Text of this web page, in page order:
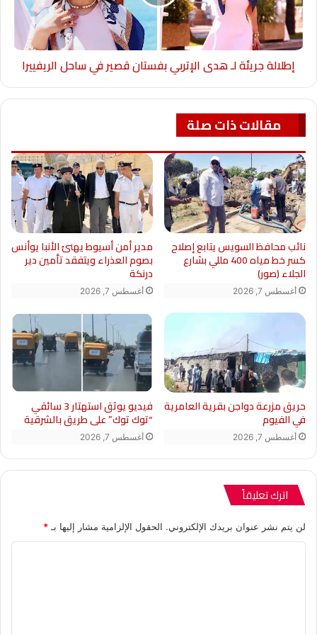
محافظ أسيوط يؤدي صلاة العيد وسط الأهالي
وانتشرت في الساحة فرق الهلال الأحمر والكشافة
والكيانات الشبابية تُقدم الدعم وتُنظّم الحركة —
صورة تقول إن أسيوط تحتفل بعيدها بقلب مفرح
وعقل ساهر.
إطلالة جريئة لـ هدى الإتربي بفستان قصير في ساحل الريفييرا
مقالات ذات صلة
نائب محافظ السويس يتابع إصلاح
كسر خط مياه 400 مللي بشارع
الجلاء (صور)
أغسطس 7, 2026
مدير أمن أسيوط يهنئ الأنبا يوأنس
بصوم العذراء ويتفقد تأمين دير
درنكة
أغسطس 7, 2026
حريق مزرعة دواجن بقرية العامرية
في الفيوم
أغسطس 7, 2026
فيديو يوثق استهتار 3 سائقي
“توك توك” على طريق بالشرقية
أغسطس 7, 2026
اترك تعليقاً
لن يتم نشر عنوان بريدك الإلكتروني. الحقول الإلزامية مشار إليها بـ *